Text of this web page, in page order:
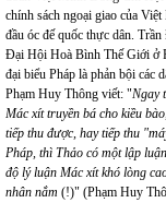
chính sách ngoại giao của
đầu óc đế quốc thực dân.
Đại Hội Hoà Bình Thế Giới ở
đại biểu Pháp là phản bội các
Phạm Huy Thông viết: "Ngay
Mác xít truyền bá cho kiều
tiếp thu được, hay tiếp thu
Pháp, thì Thảo có một lập
độ lý luận Mác xít khó lòng
nhân nắm (!)" (Phạm Huy